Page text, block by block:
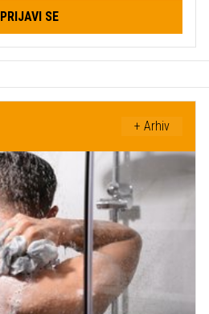
PRIJAVI SE
+ Arhiv